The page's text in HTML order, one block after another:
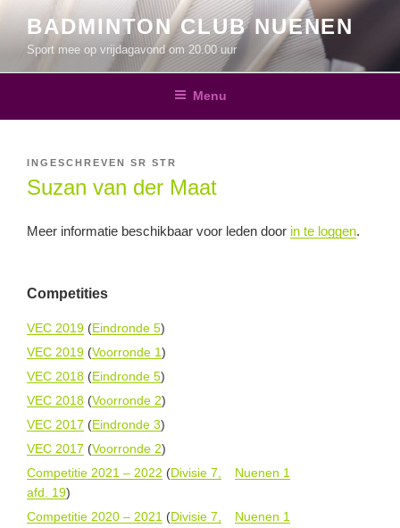
inhoud
BADMINTON CLUB NUENEN
Sport mee op vrijdagavond om 20.00 uur
Menu
INGESCHREVEN SR STR
Suzan van der Maat
Meer informatie beschikbaar voor leden door in te loggen.
Competities
VEC 2019 (Eindronde 5)
VEC 2019 (Voorronde 1 )
VEC 2018 (Eindronde 5)
VEC 2018 (Voorronde 2)
VEC 2017 (Eindronde 3)
VEC 2017 (Voorronde 2)
Competitie 2021 – 2022 (Divisie 7,
afd. 19)
Nuenen 1
Competitie 2020 – 2021 (Divisie 7,
Nuenen 1